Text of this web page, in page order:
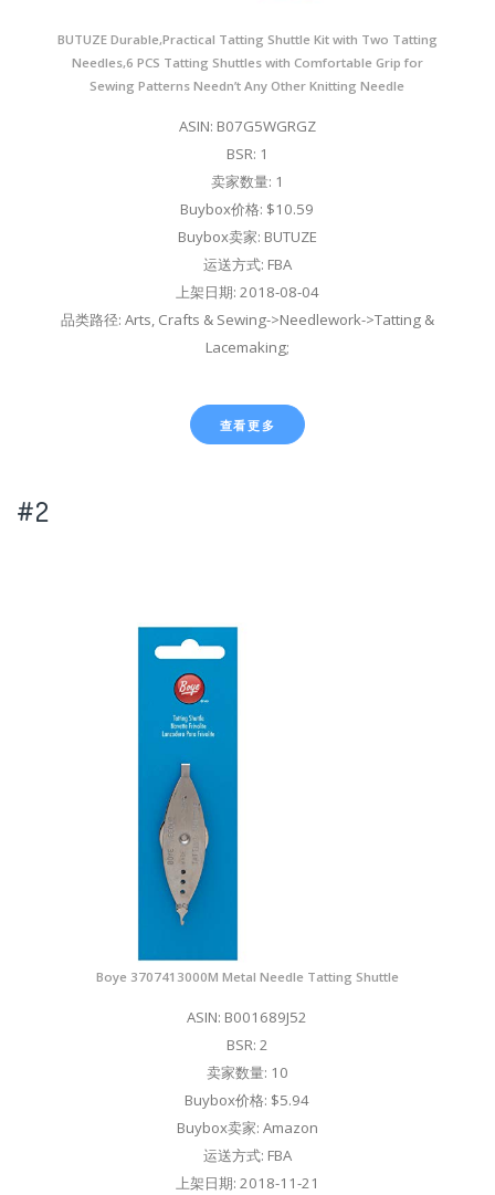
BUTUZE Durable,Practical Tatting Shuttle Kit with Two Tatting
Needles,6 PCS Tatting Shuttles with Comfortable Grip for
Sewing Patterns Needn’t Any Other Knitting Needle
ASIN: B07G5WGRGZ
BSR: 1
卖家数量: 1
Buybox价格: $10.59
Buybox卖家: BUTUZE
运送方式: FBA
上架日期: 2018-08-04
品类路径: Arts, Crafts & Sewing->Needlework->Tatting &
Lacemaking;
查看更多
#2
Boye 3707413000M Metal Needle Tatting Shuttle
ASIN: B001689J52
BSR: 2
卖家数量: 10
Buybox价格: $5.94
Buybox卖家: Amazon
运送方式: FBA
上架日期: 2018-11-21